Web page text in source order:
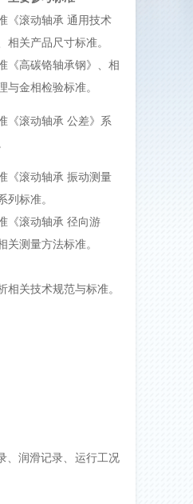
《滚动轴承 通用技术
相关产品尺寸标准。
《高碳铬轴承钢》、相
与金相检验标准。
《滚动轴承 公差》系
《滚动轴承 振动测量
列标准。
《滚动轴承 径向游
关测量方法标准。
相关技术规范与标准。
、润滑记录、运行工况